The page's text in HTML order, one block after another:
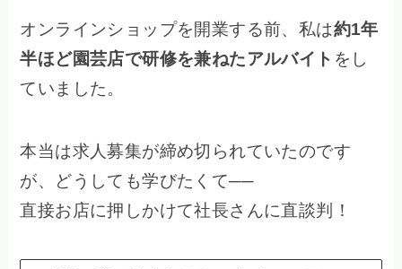
オンラインショップを開業する前、私は約1年
半ほど園芸店で研修を兼ねたアルバイト をし
ていました。
本当は求人募集が締め切られていたのです
が、どうしても学びたくて──
直接お店に押しかけて社長さんに直談判！